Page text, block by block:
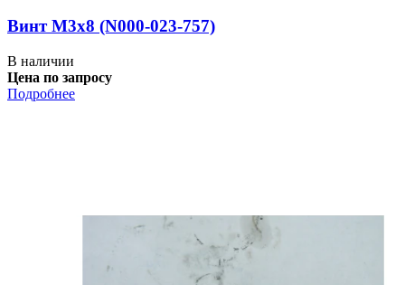
Винт M3х8 (N000-023-757)
В наличии
Цена по запросу
Подробнее